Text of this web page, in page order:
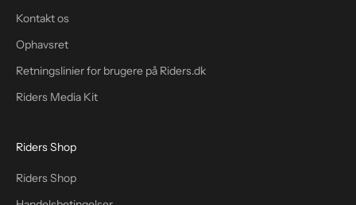
Kontakt os
Ophavsret
Retningslinier for brugere på Riders.dk
Riders Media Kit
Riders Shop
Riders Shop